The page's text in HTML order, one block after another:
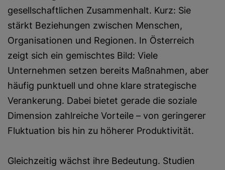
gesellschaftlichen Zusammenhalt. Kurz: Sie
stärkt Beziehungen zwischen Menschen,
Organisationen und Regionen. In Österreich
zeigt sich ein gemischtes Bild: Viele
Unternehmen setzen bereits Maßnahmen, aber
häufig punktuell und ohne klare strategische
Verankerung. Dabei bietet gerade die soziale
Dimension zahlreiche Vorteile – von geringerer
Fluktuation bis hin zu höherer Produktivität.
Gleichzeitig wächst ihre Bedeutung. Studien